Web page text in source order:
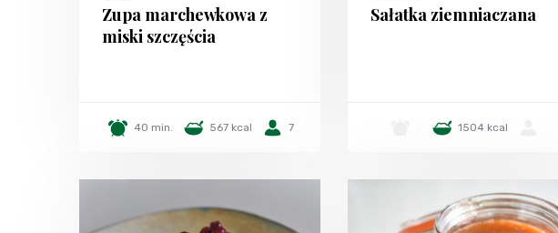
Zupa marchewkowa z
miski szczęścia
40 min. 567 kcal 7
Sałatka ziemniaczana
1504 kcal